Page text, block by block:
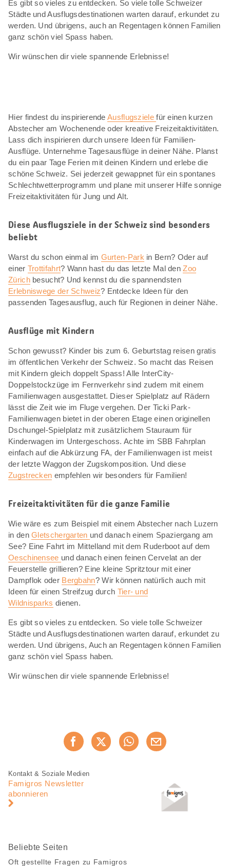
Es gibt so vieles zu entdecken. So viele tolle Schweizer
Städte und Ausflugsdestinationen warten darauf, erkundet zu
werden. Und übrigens, auch an Regentagen können Familien
ganz schön viel Spass haben.
Wir wünschen dir viele spannende Erlebnisse!
Hier findest du inspirierendeAusflugszielefür einen kurzen
Abstecher am Wochenende oder kreative Freizeitaktivitäten.
Lass dich inspirieren durch unsere Ideen für Familien-
Ausflüge. Unternehme Tagesausflüge in deiner Nähe. Planst
du ein paar Tage Ferien mit deinen Kindern und erlebe die
schöne Schweiz. Sei jederzeit gewappnet für ein spontanes
Schlechtwetterprogramm und plane mit unserer Hilfe sonnige
Freizeitaktivitäten für Jung und Alt.
Diese Ausflugsziele in der Schweiz sind besonders
beliebt
Warst du schon einmal im Gurten-Park in Bern? Oder auf
einer Trottifahrt? Wann hast du das letzte Mal denZoo
Zürichbesucht? Und kennst du die spannendsten
Erlebniswege der Schweiz? Entdecke Ideen für den
passenden Tagesausflug, auch für Regionen in deiner Nähe.
Ausflüge mit Kindern
Schon gewusst? Kinder bis zum 6. Geburtstag reisen gratis
im öffentlichen Verkehr der Schweiz. So macht das Reisen
mit Kindern gleich doppelt Spass! Alle InterCity-
Doppelstockzüge im Fernverkehr sind zudem mit einem
Familienwagen ausgestattet. Dieser Spielplatz auf Rädern
lässt die Zeit wie im Fluge vergehen. Der Ticki Park-
Familienwagen bietet in der oberen Etage einen originellen
Dschungel-Spielplatz mit zusätzlichem Stauraum für
Kinderwagen im Untergeschoss. Achte im SBB Fahrplan
einfach auf die Abkürzung FA, der Familienwagen ist meist
der letzte Waggon der Zugskomposition. Und diese
Zugstrecken empfehlen wir besonders für Familien!
Freizeitaktivitäten für die ganze Familie
Wie wäre es zum Beispiel mit einem Abstecher nach Luzern
in denGletschergarten und danach einem Spaziergang am
See? Eine Fahrt im Mittelland mit dem Ruderboot auf dem
Oeschinensee und danach einen feinen Cervelat an der
Feuerstelle grillieren? Eine kleine Spritztour mit einer
Dampflok oder Bergbahn? Wir können natürlich auch mit
Ideen für einen Streifzug durch Tier- und
Wildnisparks dienen.
Es gibt so vieles zu entdecken. So viele tolle Schweizer
Städte und Ausflugsdestinationen warten darauf, erkundet zu
werden. Und übrigens, Auch an Regentagen können Familien
ganz schön viel Spass haben.
Wir wünschen dir viele spannende Erlebnisse!
Jetzt weiterempfehlen
Fusszeile
Fusszeile
Navigation
Kontakt & Soziale Medien
Famigros Newsletter
abonnieren
Beliebte Seiten
Oft gestellte Fragen zu Famigros